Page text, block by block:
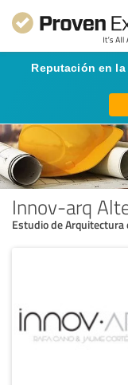
Reputación en
Innov-arq
Estudio de Arquitectura